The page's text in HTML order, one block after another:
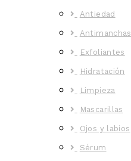
Antiedad
Antimanchas
Exfoliantes
Hidratación
Limpieza
Mascarillas
Ojos y labios
Sérum